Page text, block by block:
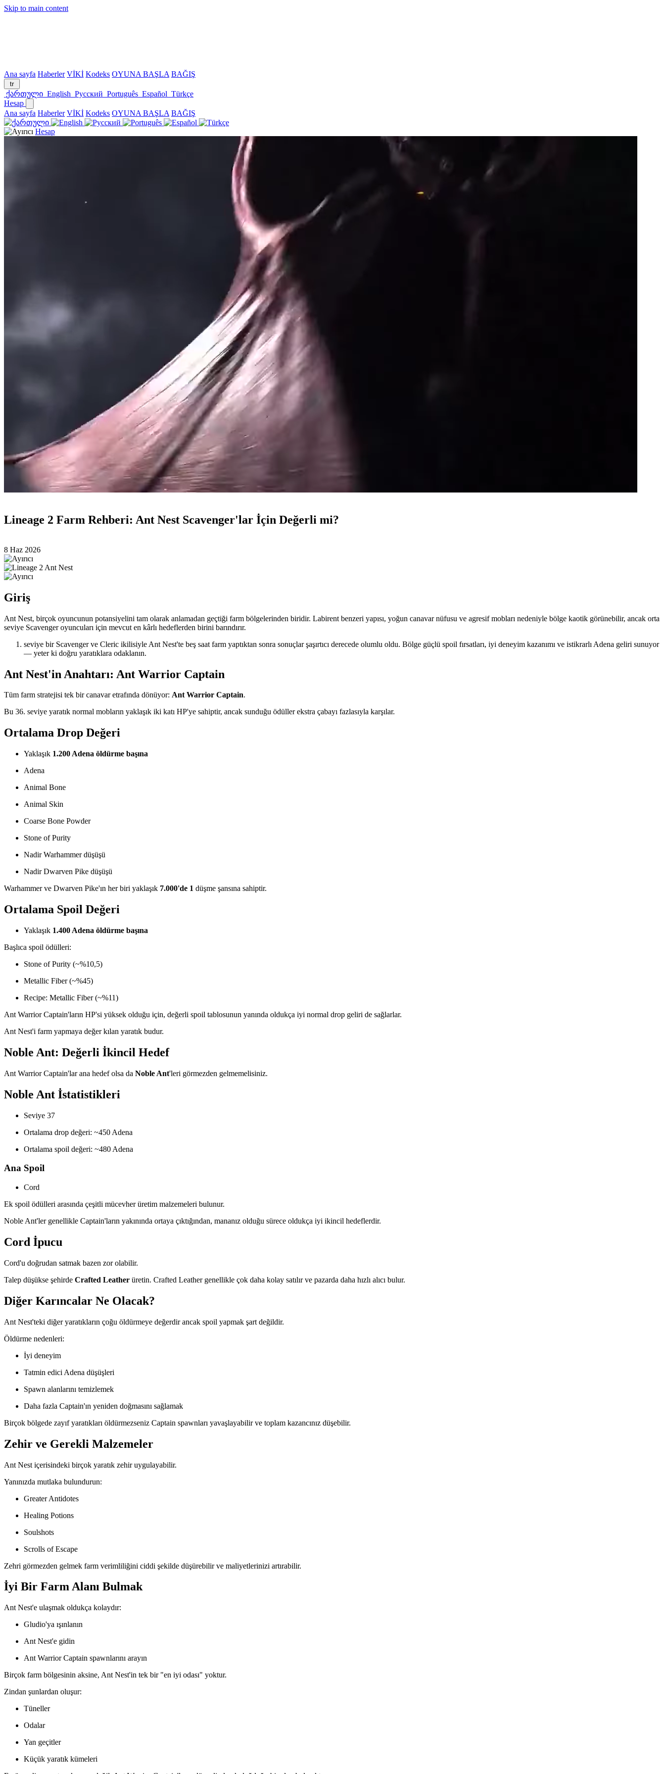
Skip to main content
Ana sayfa Haberler VİKİ Kodeks OYUNA BAŞLA BAĞIŞ
tr
ქართული English Русский Português Español Türkçe
Hesap
Ana sayfa Haberler VİKİ Kodeks OYUNA BAŞLA BAĞIŞ
Hesap
Lineage 2 Farm Rehberi: Ant Nest Scavenger'lar İçin Değerli mi?
8 Haz 2026
Giriş
Ant Nest, birçok oyuncunun potansiyelini tam olarak anlamadan geçtiği farm bölgelerinden biridir. Labirent benzeri yapısı, yoğun canavar nüfusu ve agresif mobları nedeniyle bölge kaotik görünebilir, ancak orta
seviye Scavenger oyuncuları için mevcut en kârlı hedeflerden birini barındırır.
seviye bir Scavenger ve Cleric ikilisiyle Ant Nest'te beş saat farm yaptıktan sonra sonuçlar şaşırtıcı derecede olumlu oldu. Bölge güçlü spoil fırsatları, iyi deneyim kazanımı ve istikrarlı Adena geliri sunuyor
— yeter ki doğru yaratıklara odaklanın.
Ant Nest'in Anahtarı: Ant Warrior Captain
Tüm farm stratejisi tek bir canavar etrafında dönüyor: Ant Warrior Captain.
Bu 36. seviye yaratık normal mobların yaklaşık iki katı HP'ye sahiptir, ancak sunduğu ödüller ekstra çabayı fazlasıyla karşılar.
Ortalama Drop Değeri
Yaklaşık 1.200 Adena öldürme başına
Adena
Animal Bone
Animal Skin
Coarse Bone Powder
Stone of Purity
Nadir Warhammer düşüşü
Nadir Dwarven Pike düşüşü
Warhammer ve Dwarven Pike'ın her biri yaklaşık 7.000'de 1 düşme şansına sahiptir.
Ortalama Spoil Değeri
Yaklaşık 1.400 Adena öldürme başına
Başlıca spoil ödülleri:
Stone of Purity (~%10,5)
Metallic Fiber (~%45)
Recipe: Metallic Fiber (~%11)
Ant Warrior Captain'ların HP'si yüksek olduğu için, değerli spoil tablosunun yanında oldukça iyi normal drop geliri de sağlarlar.
Ant Nest'i farm yapmaya değer kılan yaratık budur.
Noble Ant: Değerli İkincil Hedef
Ant Warrior Captain'lar ana hedef olsa da Noble Ant'leri görmezden gelmemelisiniz.
Noble Ant İstatistikleri
Seviye 37
Ortalama drop değeri: ~450 Adena
Ortalama spoil değeri: ~480 Adena
Ana Spoil
Cord
Ek spoil ödülleri arasında çeşitli mücevher üretim malzemeleri bulunur.
Noble Ant'ler genellikle Captain'ların yakınında ortaya çıktığından, mananız olduğu sürece oldukça iyi ikincil hedeflerdir.
Cord İpucu
Cord'u doğrudan satmak bazen zor olabilir.
Talep düşükse şehirde Crafted Leather üretin. Crafted Leather genellikle çok daha kolay satılır ve pazarda daha hızlı alıcı bulur.
Diğer Karıncalar Ne Olacak?
Ant Nest'teki diğer yaratıkların çoğu öldürmeye değerdir ancak spoil yapmak şart değildir.
Öldürme nedenleri:
İyi deneyim
Tatmin edici Adena düşüşleri
Spawn alanlarını temizlemek
Daha fazla Captain'ın yeniden doğmasını sağlamak
Birçok bölgede zayıf yaratıkları öldürmezseniz Captain spawnları yavaşlayabilir ve toplam kazancınız düşebilir.
Zehir ve Gerekli Malzemeler
Ant Nest içerisindeki birçok yaratık zehir uygulayabilir.
Yanınızda mutlaka bulundurun:
Greater Antidotes
Healing Potions
Soulshots
Scrolls of Escape
Zehri görmezden gelmek farm verimliliğini ciddi şekilde düşürebilir ve maliyetlerinizi artırabilir.
İyi Bir Farm Alanı Bulmak
Ant Nest'e ulaşmak oldukça kolaydır:
Gludio'ya ışınlanın
Ant Nest'e gidin
Ant Warrior Captain spawnlarını arayın
Birçok farm bölgesinin aksine, Ant Nest'in tek bir "en iyi odası" yoktur.
Zindan şunlardan oluşur:
Tüneller
Odalar
Yan geçitler
Küçük yaratık kümeleri